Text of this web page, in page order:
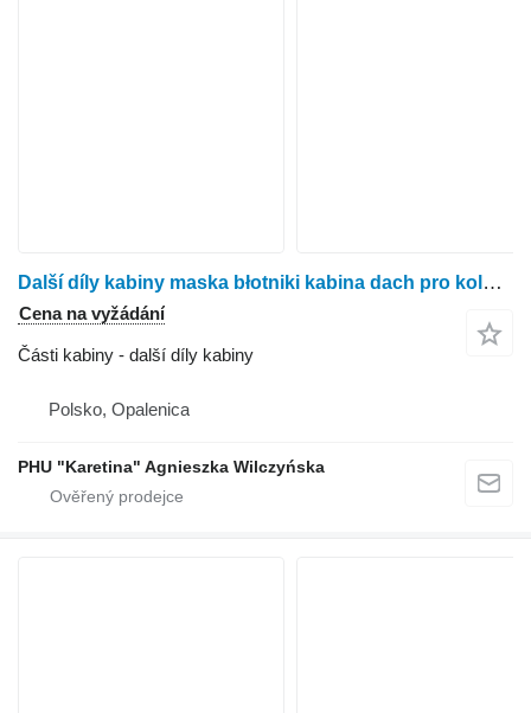
Další díly kabiny maska błotniki kabina dach pro kolového traktoru Claas Axion 810
Cena na vyžádání
Části kabiny - další díly kabiny
Polsko, Opalenica
PHU "Karetina" Agnieszka Wilczyńska